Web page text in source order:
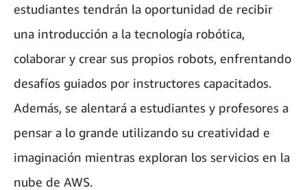
estudiantes tendrán la oportunidad de recibir
una introducción a la tecnología robótica,
colaborar y crear sus propios robots, enfrentando
desafíos guiados por instructores capacitados.
Además, se alentará a estudiantes y profesores a
pensar a lo grande utilizando su creatividad e
imaginación mientras exploran los servicios en la
nube de AWS.